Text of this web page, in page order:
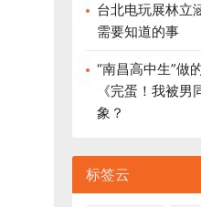
台北电玩展林立
需要知道的事
“南昌高中生”做
《完蛋！我被
象？
标签云